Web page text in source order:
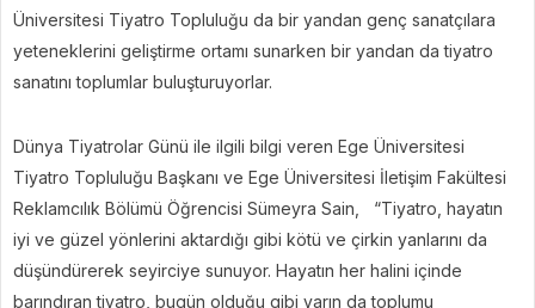
Üniversitesi Tiyatro Topluluğu da bir yandan genç sanatçılara
yeteneklerini geliştirme ortamı sunarken bir yandan da tiyatro
sanatını toplumlar buluşturuyorlar.
Dünya Tiyatrolar Günü ile ilgili bilgi veren Ege Üniversitesi
Tiyatro Topluluğu Başkanı ve Ege Üniversitesi İletişim Fakültesi
Reklamcılık Bölümü Öğrencisi Sümeyra Sain, “Tiyatro, hayatın
iyi ve güzel yönlerini aktardığı gibi kötü ve çirkin yanlarını da
düşündürerek seyirciye sunuyor. Hayatın her halini içinde
barındıran tiyatro, bugün olduğu gibi yarın da toplumu